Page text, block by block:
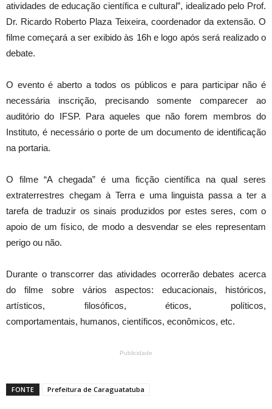
atividades de educação científica e cultural”, idealizado pelo Prof.
Dr. Ricardo Roberto Plaza Teixeira, coordenador da extensão. O
filme começará a ser exibido às 16h e logo após será realizado o
debate.
O evento é aberto a todos os públicos e para participar não é
necessária inscrição, precisando somente comparecer ao
auditório do IFSP. Para aqueles que não forem membros do
Instituto, é necessário o porte de um documento de identificação
na portaria.
O filme “A chegada” é uma ficção científica na qual seres
extraterrestres chegam à Terra e uma linguista passa a ter a
tarefa de traduzir os sinais produzidos por estes seres, com o
apoio de um físico, de modo a desvendar se eles representam
perigo ou não.
Durante o transcorrer das atividades ocorrerão debates acerca
do filme sobre vários aspectos: educacionais, históricos,
artísticos, filosóficos, éticos, políticos,
comportamentais, humanos, científicos, econômicos, etc.
Publicidade
FONTE Prefeitura de Caraguatatuba